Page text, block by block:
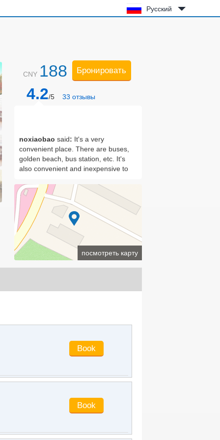
Русский
CNY 188 Бронировать
4.2/5 33 отзывы
convenient place. There are buses,
golden beach, bus station, etc. It's
also convenient and inexpensive to
take a taxi. I'll come again!
JORDAN88said :tolerable.
babyblue8486said
Very good, very
good service
LEONA-LEE said:Very good service,
give me a compliment!
jdbxgsaid
Clean, hygienic
slsunlinsaid:Generally speaking, the
store is quite old. You know how to
peugeotsaid:The hotel is very cost-
next time
Is the price very
easoncaosaid:The environment is
pretty good. In Dingjiahe community,
angelayan320said:very good
посмотреть карту